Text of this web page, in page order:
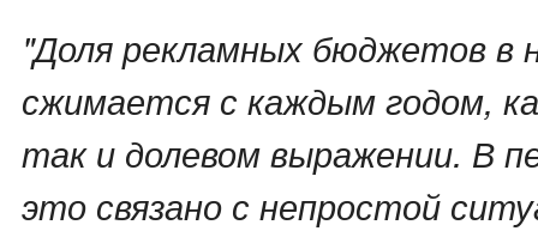
"Доля рекламных бюджетов в
сжимается с каждым годом,
так и долевом выражении. В
это связано с непростой